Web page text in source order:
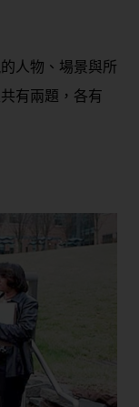
人物、場景與所
有兩題，各有